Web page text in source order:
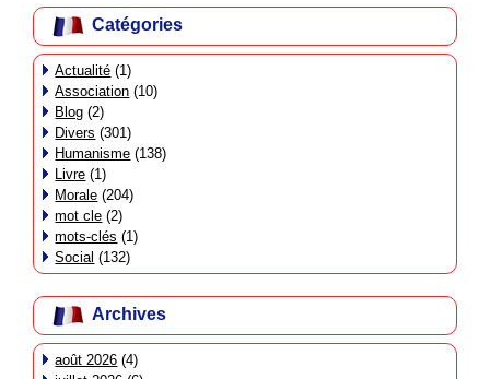
Catégories
Actualité (1)
Association (10)
Blog (2)
Divers (301)
Humanisme (138)
Livre (1)
Morale (204)
mot cle (2)
mots-clés (1)
Social (132)
Archives
août 2026 (4)